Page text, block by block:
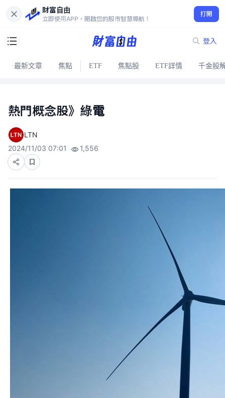
財富自由
立即使用APP，開啟您的股市智慧導航！
打開
登入
最新文章 焦點 ETF 焦點股 ETF詳情 千金股
熱門概念股》綠電
LTN
2024/11/03 07:01
1,556